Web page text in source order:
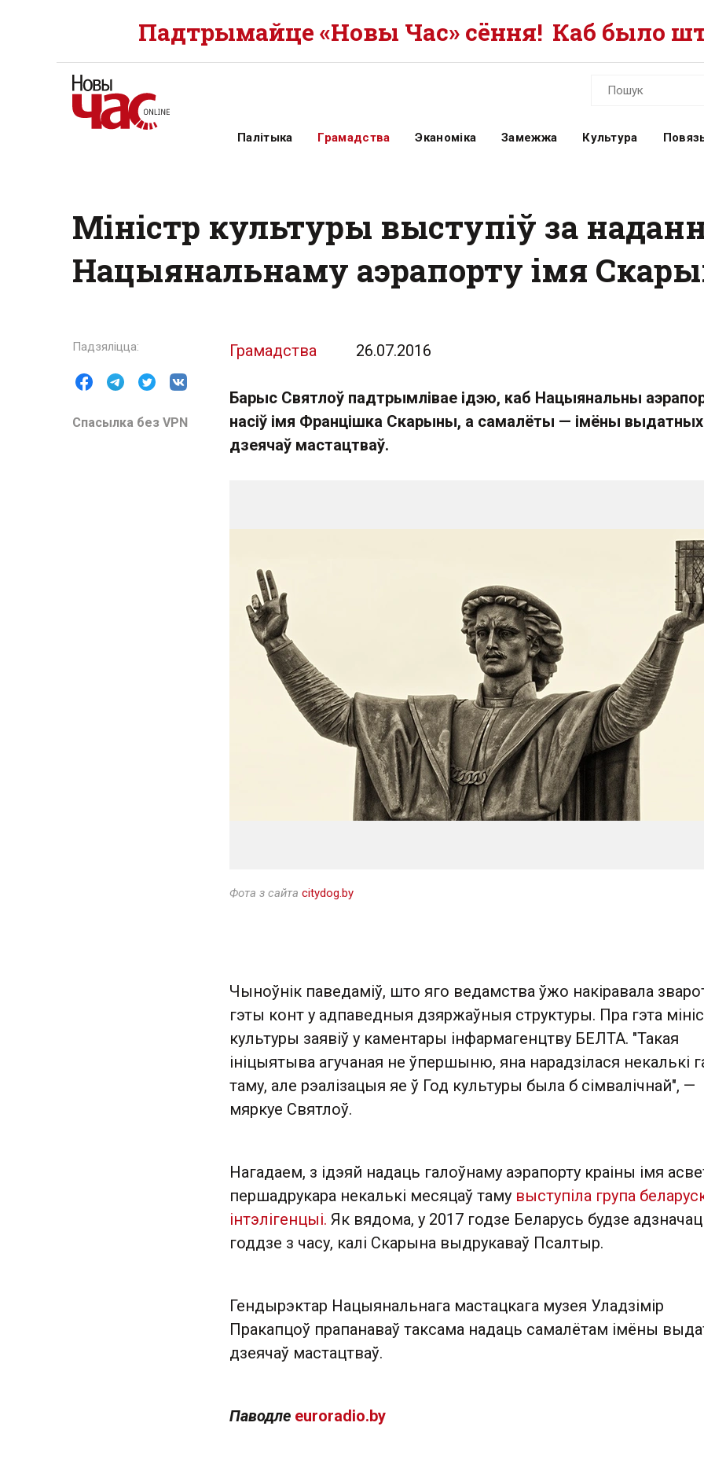
Падтрымайце «Новы Час» сёння! Каб было
Палітыка Грамадства Эканоміка Замежжа Культура
Міністр культуры выступіў за
Нацыянальнаму аэрапорту імя
Спасылка без VPN
Грамадства 26.07.2016
Барыс Святлоў падтрымлівае ідэю, каб Нацыянальны
насіў імя Францішка Скарыны, а самалёты — імёны выдатных
дзеячаў мастацтваў.
Фота з сайта citydog.by
Чыноўнік паведаміў, што яго ведамства ўжо накіравала
гэты конт у адпаведныя дзяржаўныя структуры. Пра гэта
культуры заявіў у каментары інфармагенцтву БЕЛТА. "Такая
ініцыятыва агучаная не ўпершыню, яна нарадзілася некалькі
таму, але рэалізацыя яе ў Год культуры была б сімвалічнай", —
мяркуе Святлоў.
Нагадаем, з ідэяй надаць галоўнаму аэрапорту краіны імя
першадрукара некалькі месяцаў таму выступіла група
інтэлігенцыі. Як вядома, у 2017 годзе Беларусь будзе
годдзе з часу, калі Скарына выдрукаваў Псалтыр.
Гендырэктар Нацыянальнага мастацкага музея Уладзімір
Пракапцоў прапанаваў таксама надаць самалётам імёны
дзеячаў мастацтваў.
Паводле euroradio.by